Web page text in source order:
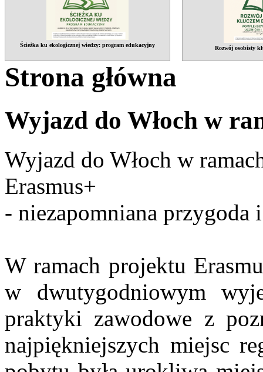
Ścieżka ku ekologicznej wiedzy: program edukacyjny
Rozwój osobisty
Strona główna
Wyjazd do Włoch w
Wyjazd do Włoch w
Erasmus+
- niezapomniana przygoda
W ramach projektu
w dwutygodniowym
praktyki zawodowe z
najpiękniejszych miejsc